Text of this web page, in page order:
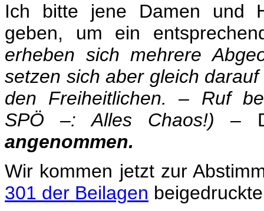
Ich bitte jene Damen und
geben, um ein
erheben sich mehrere
setzen sich aber gleich
den Freiheitlichen. – Ruf
SPÖ –: Alles Chaos!) –
angenommen.
Wir kommen jetzt zur
301 der Beilagen